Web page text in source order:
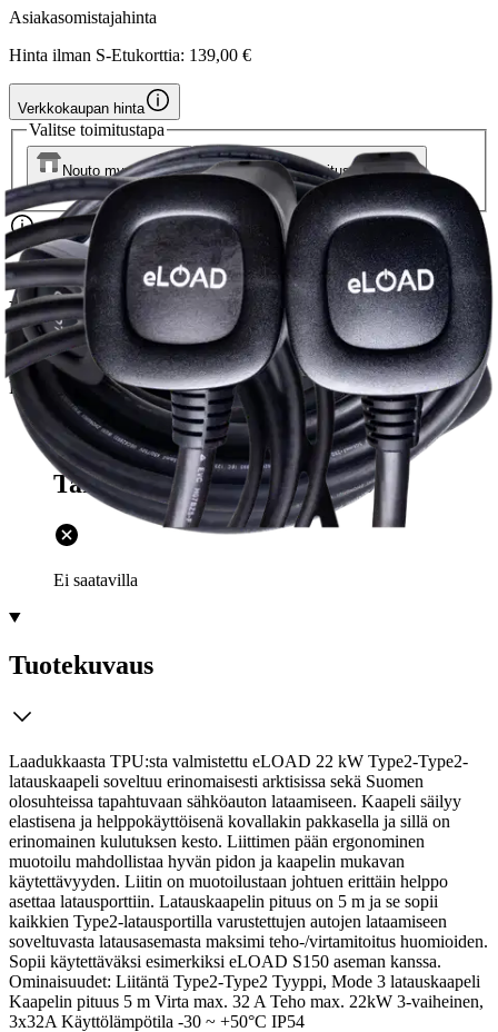
Asiakasomistajahinta
Hinta ilman S-Etukorttia: 139,00 €
Verkkokaupan hinta
Valitse toimitustapa
Nouto myymälästä
Ei saatavilla
Toimitus
Kotiin tai noutopisteeseen
Alk. 0 €
Ilmainen toimitus yli 100 €:n tilauksille
Postin pakettiautomaattiin tai
palvelupisteeseen!
Etu ei koske Suuri‑lisäpalvelulla toimitettavia tuotteita.
Tarkista myymäläsaatavuus
Ei saatavilla
Tuotekuvaus
Laadukkaasta TPU:sta valmistettu eLOAD 22 kW Type2-Type2-
latauskaapeli soveltuu erinomaisesti arktisissa sekä Suomen
olosuhteissa tapahtuvaan sähköauton lataamiseen. Kaapeli säilyy
elastisena ja helppokäyttöisenä kovallakin pakkasella ja sillä on
erinomainen kulutuksen kesto. Liittimen pään ergonominen
muotoilu mahdollistaa hyvän pidon ja kaapelin mukavan
käytettävyyden. Liitin on muotoilustaan johtuen erittäin helppo
asettaa latausporttiin. Latauskaapelin pituus on 5 m ja se sopii
kaikkien Type2-latausportilla varustettujen autojen lataamiseen
soveltuvasta latausasemasta maksimi teho-/virtamitoitus huomioiden.
Sopii käytettäväksi esimerkiksi eLOAD S150 aseman kanssa.
Ominaisuudet: Liitäntä Type2-Type2 Tyyppi, Mode 3 latauskaapeli
Kaapelin pituus 5 m Virta max. 32 A Teho max. 22kW 3-vaiheinen,
3x32A Käyttölämpötila -30 ~ +50°C IP54